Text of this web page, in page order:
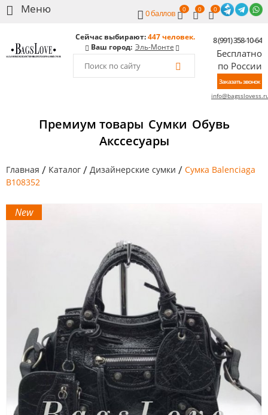
0баллов 0 0 0
Сейчас выбирают:447 человек.
Ваш город: Эль-Монте
8 (991) 358-10-64
Бесплатно
по России
Заказать звонок
Премиум товары Сумки Обувь
Акссесуары
Главная / Каталог / Дизайнерские сумки / Сумка Balenciaga
B108352
New